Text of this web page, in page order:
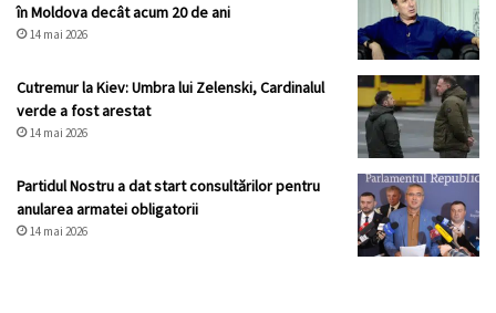
în Moldova decât acum 20 de ani
14 mai 2026
Cutremur la Kiev: Umbra lui Zelenski, Cardinalul
verde a fost arestat
14 mai 2026
Partidul Nostru a dat start consultărilor pentru
anularea armatei obligatorii
14 mai 2026